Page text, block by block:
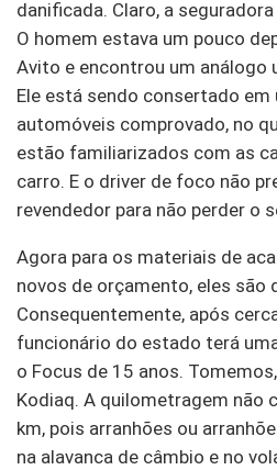
danificada. Claro, a
O homem estava um pouco
Avito e encontrou um análogo
Ele está sendo consertado em
automóveis comprovado, no
estão familiarizados com as
carro. E o driver de foco não
revendedor para não perder o
Agora para os materiais de
novos de orçamento, eles são
Consequentemente, após
funcionário do estado terá
o Focus de 15 anos.
Kodiaq. A quilometragem não
km, pois arranhões ou
na alavanca de câmbio e no